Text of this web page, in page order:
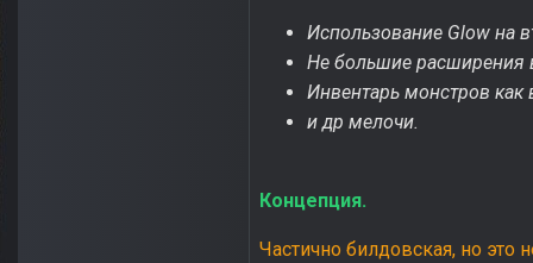
Использование Glow на
Не большие расширения
Инвентарь монстров
и др мелочи.
Концепция.
Частично билдовская, но это